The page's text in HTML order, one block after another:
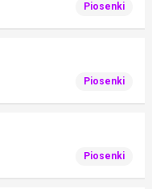
Piosenki
Piosenki
Piosenki